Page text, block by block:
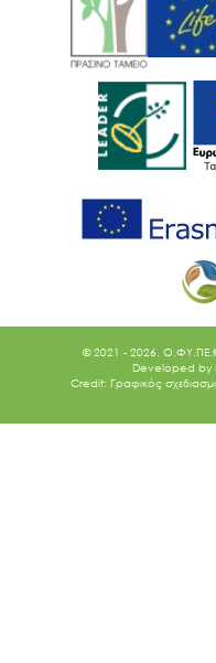
© 2021 - 2026.
Developed by
Credit: Γραφικός